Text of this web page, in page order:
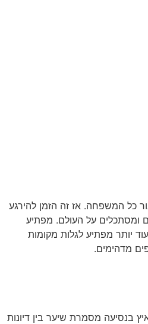
כל המשפחה. אז זה הזמן להירגע
ומסתכלים על העולם. מפתיע
יותר מפתיע לגלות מקומות
מדהימים.
בנסיעה מסמרת שיער בין דיונות